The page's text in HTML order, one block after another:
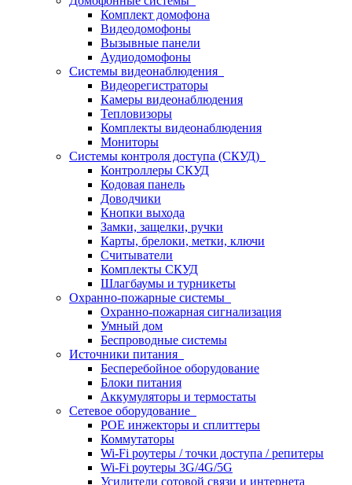
Комплект домофона
Видеодомофоны
Вызывные панели
Аудиодомофоны
Системы видеонаблюдения
Видеорегистраторы
Камеры видеонаблюдения
Тепловизоры
Комплекты видеонаблюдения
Мониторы
Системы контроля доступа (СКУД)
Контроллеры СКУД
Кодовая панель
Доводчики
Кнопки выхода
Замки, защелки, ручки
Карты, брелоки, метки, ключи
Считыватели
Комплекты СКУД
Шлагбаумы и турникеты
Охранно-пожарные системы
Охранно-пожарная сигнализация
Умный дом
Беспроводные системы
Источники питания
Бесперебойное оборудование
Блоки питания
Аккумуляторы и термостаты
Сетевое оборудование
POE инжекторы и сплиттеры
Коммутаторы
Wi-Fi роутеры / точки доступа / репитеры
Wi-Fi роутеры 3G/4G/5G
Усилители сотовой связи и интернета